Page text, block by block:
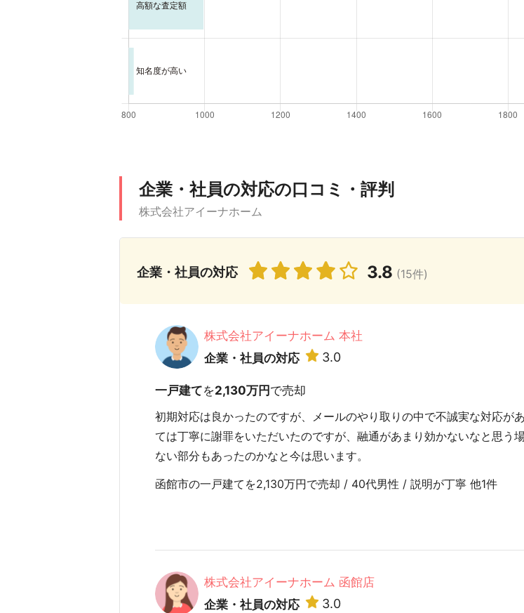
企業・社員の対応の口コミ・評判
株式会社アイーナホーム
企業・社員の対応 3.8 (15件)
株式会社アイーナホーム 本社
企業・社員の対応
3.0
一戸建てを2,130万円 で売却
初期対応は良かったのですが、メールのやり取りの中で不誠実な対応が
ては丁寧に謝罪をいただいたのですが、融通があまり効かないなと思う
ない部分もあったのかなと今は思います。
函館市の一戸建てを2,130万円で売却 / 40代男性 / 説明が丁寧 他1件
株式会社アイーナホーム 函館店
企業・社員の対応
3.0